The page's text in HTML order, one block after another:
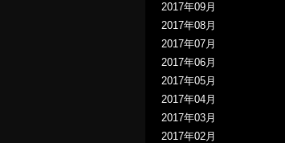
2017年09月
2017年08月
2017年07月
2017年06月
2017年05月
2017年04月
2017年03月
2017年02月